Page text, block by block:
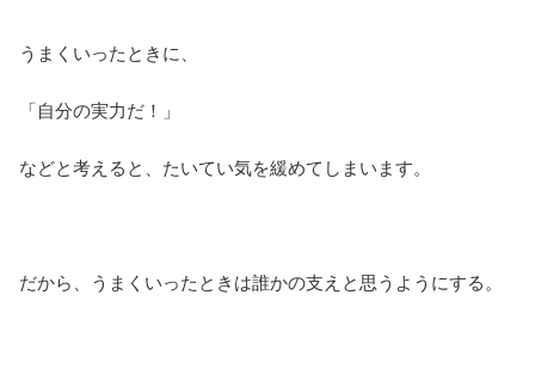
うまくいったときに、
「自分の実力だ！」
などと考えると、たいてい気を緩めてしまいます。
だから、うまくいったときは誰かの支えと思うようにする。